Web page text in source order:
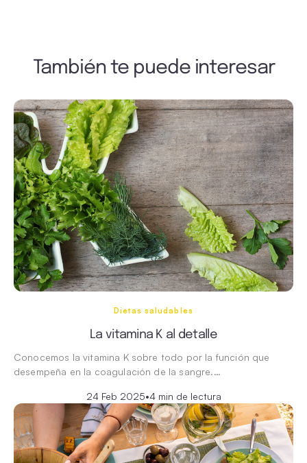
También te puede interesar
Dietas saludables
La vitamina K al detalle
Conocemos la vitamina K sobre todo por la función que
desempeña en la coagulación de la sangre.…
24 Feb 2025•4 min de lectura